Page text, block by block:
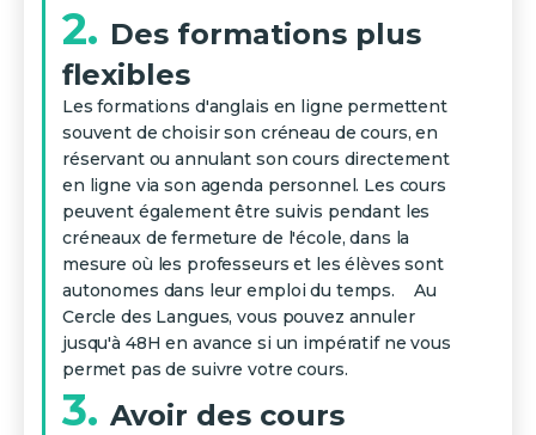
2. Des formations plus
flexibles
Les formations d'anglais en ligne permettent
souvent de choisir son créneau de cours, en
réservant ou annulant son cours directement
en ligne via son agenda personnel. Les cours
peuvent également être suivis pendant les
créneaux de fermeture de l'école, dans la
mesure où les professeurs et les élèves sont
autonomes dans leur emploi du temps. ‍ Au
Cercle des Langues, vous pouvez annuler
jusqu'à 48H en avance si un impératif ne vous
permet pas de suivre votre cours.
3. Avoir des cours